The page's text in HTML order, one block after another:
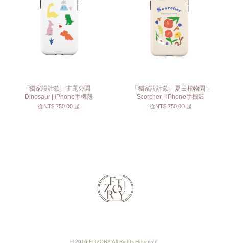
「獨家設計款」主題公園 -
Dinosaur | iPhone手機殼
從NT$ 750.00 起
「獨家設計款」夏日植物園 -
Scorcher | iPhone手機殼
從NT$ 750.00 起
© 2016 FITZORY All Rights Reserved.